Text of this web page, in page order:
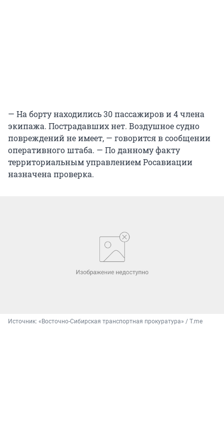
— На борту находились 30 пассажиров и 4 члена
экипажа. Пострадавших нет. Воздушное судно
повреждений не имеет, — говорится в сообщении
оперативного штаба. — По данному факту
территориальным управлением Росавиации
назначена проверка.
Источник: «Восточно-Сибирская транспортная прокуратура» / T.me